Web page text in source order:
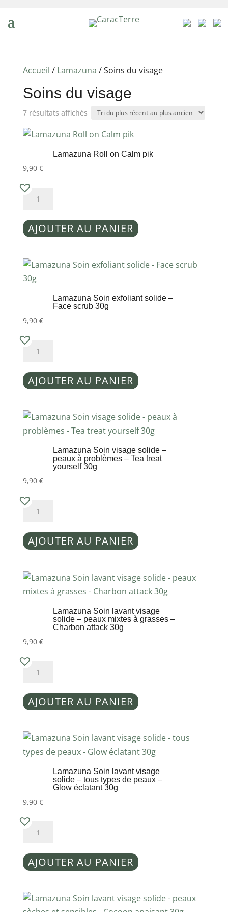
Accueil / Lamazuna / Soins du visage
Soins du visage
7 résultats affichésTrié
plus
récent
Lamazuna Roll on Calm pik
9,90 €
quantité
Lamazuna
Roll
Calm
pik
AJOUTER AU PANIER
Lamazuna Soin exfoliant solide –
Face scrub 30g
9,90 €
quantité
Lamazuna
Soin
solide
-
AJOUTER AU PANIER
Lamazuna Soin visage solide –
peaux à problèmes – Tea treat
yourself 30g
9,90 €
quantité
Lamazuna
Soin
solide
-
problèmes
-
Tea
treat
30g
AJOUTER AU PANIER
Lamazuna Soin lavant visage
solide – peaux mixtes à grasses –
Charbon attack 30g
9,90 €
quantité
Lamazuna
Soin
visage
solide
à
grasses
attack
30g
AJOUTER AU PANIER
Lamazuna Soin lavant visage
solide – tous types de peaux –
Glow éclatant 30g
9,90 €
quantité
Lamazuna
Soin
visage
AJOUTER AU PANIER